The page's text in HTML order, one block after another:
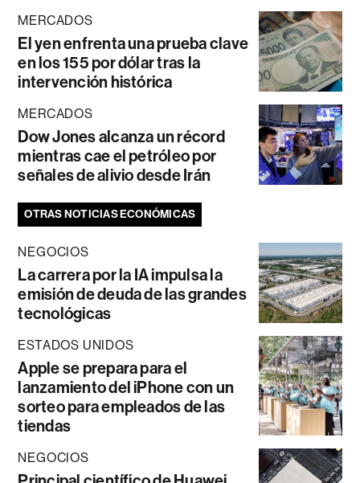
MERCADOS
El yen enfrenta una prueba clave
en los 155 por dólar tras la
intervención histórica
MERCADOS
Dow Jones alcanza un récord
mientras cae el petróleo por
señales de alivio desde Irán
OTRAS NOTICIAS ECONÓMICAS
NEGOCIOS
La carrera por la IA impulsa la
emisión de deuda de las grandes
tecnológicas
ESTADOS UNIDOS
Apple se prepara para el
lanzamiento del iPhone con un
sorteo para empleados de las
tiendas
NEGOCIOS